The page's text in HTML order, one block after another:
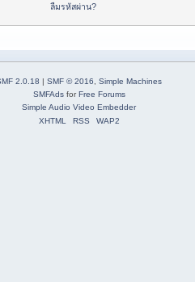
ลืมรหัสผ่าน?
2.0.18 | SMF © 2016
Simple Machines
SMFAdsforFree Forums
Simple Audio Video Embedder
XHTML
RSS WAP2